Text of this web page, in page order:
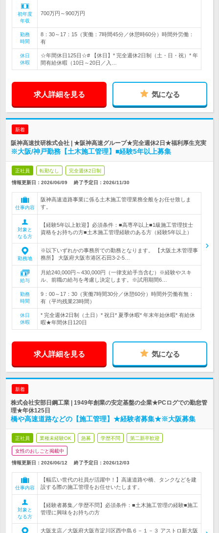
初年度
年収
700万円～900万円
勤務
時間
8：30～17：15（実働：7時間45分／休憩時60分）時間外労働：
有
休日
休暇
☆年間休日125日☆# 【休日】* 完全週休2日制（土・日・祝）* 年
間有給休暇（10日～20日／入…
求人詳細を見る 気になる
新着
阪神高速技研株式会社 | ★阪神高速グループ★完全週休2日★福利厚生充実
※大阪/神戸勤務【土木施工管理】■経験5年以上募集
正社員 転勤なし 完全週休2日制
情報更新日：2026/06/09 終了予定日： 2026/11/30
仕事内容
阪神高速道路事業に係る土木施工管理業務全般をお任せ致しま
す。
対象と
なる方
【経験5年以上歓迎】必須条件：■高専卒以上■1級施工管理技士
資格をお持ちの方■土木施工管理経験のある方（経験5年以上）
勤務地
※以下いずれかの事務所での勤務となります。 【大阪土木管理事
務所】 大阪府大阪市港区石田3-2-5…
給与
月給240,000円～430,000円（一律支給手当含む）※経験やスキ
ル、前職の給与を考慮し決定します。※試用期間6…
勤務
時間
9：00～17：30（実働7時間30分／休憩60分）時間外労働有無：
有（平均残業23時間）
休日
休暇
* 完全週休2日制（土日）* 祝日* 夏季休暇* 年末年始休暇* 有給休
暇★年間休日120日
求人詳細を見る 気になる
新着
株式会社安部日鋼工業 | 1949年創業の安定基盤の企業★PCログでの勤怠管
理★年休125日
橋や高速道路などの【施工管理】★経験者募集★※大阪募集
正社員 業種未経験OK 急募 学歴不問 第二新卒歓迎
女性のおしごと掲載中
情報更新日：2026/06/12 終了予定日： 2026/12/03
仕事内容
【幅広い世代の社員が活躍中！】高速道路や橋、タンクなどを建
設する際の施工管理をお任せいたします。
対象と
なる方
【経験者募集／学歴不問】必須条件：■土木施工管理の経験■施工
管理に興味をお持ちの方
大阪支店／大阪府大阪市淀川区西中島６－１－３ アストロ新大阪